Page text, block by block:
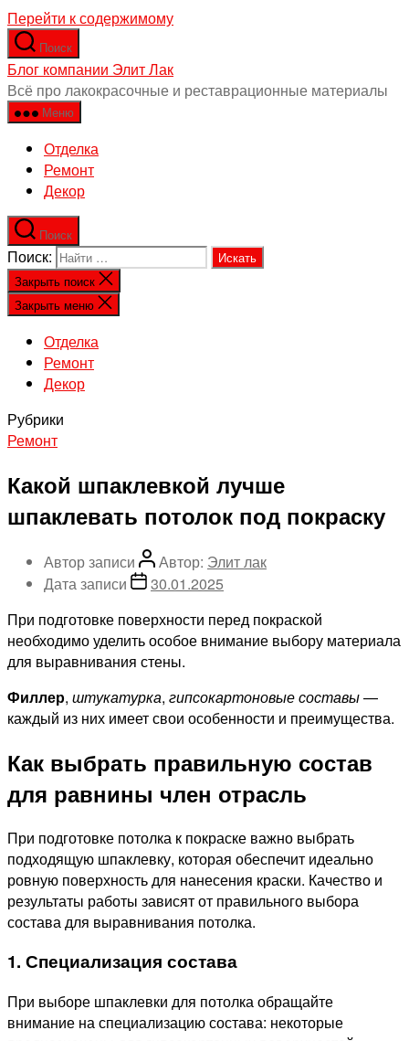
Перейти к содержимому
Поиск
Блог компании Элит Лак
Всё про лакокрасочные и реставрационные материалы
Меню
Отделка
Ремонт
Декор
Поиск
Поиск:
Закрыть поиск
Закрыть меню
Отделка
Ремонт
Декор
Рубрики
Ремонт
Какой шпаклевкой лучше
шпаклевать потолок под покраску
Автор записи Автор: Элит лак
Дата записи
30.01.2025
При подготовке поверхности перед покраской
необходимо уделить особое внимание выбору материала
для выравнивания стены.
Филлер, штукатурка, гипсокартоновые составы—
каждый из них имеет свои особенности и преимущества.
Как выбрать правильную состав
для равнины член отрасль
При подготовке потолка к покраске важно выбрать
подходящую шпаклевку, которая обеспечит идеально
ровную поверхность для нанесения краски. Качество и
результаты работы зависят от правильного выбора
состава для выравнивания потолка.
1. Специализация состава
При выборе шпаклевки для потолка обращайте
внимание на специализацию состава: некоторые